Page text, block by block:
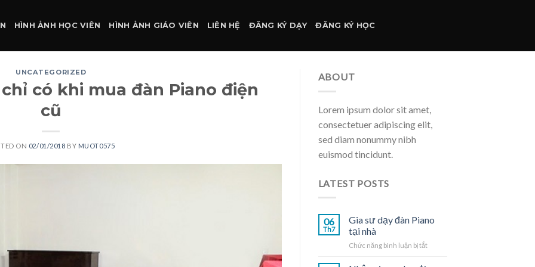
HÌNH ẢNH HỌC VIÊN HÌNH ẢNH GIÁO VIÊN LIÊN HỆ ĐĂNG KÝ DẠY ĐĂNG KÝ HỌC
UNCATEGORIZED
có khi mua đàn Piano điện
cũ
ON 02/01/2018 BY MUOT0575
ABOUT
Lorem ipsum dolor sit amet,
consectetuer adipiscing elit,
sed diam nonummy nibh
euismod tincidunt.
LATEST POSTS
06
Th7
Gia sư dạy đàn Piano
tại nhà
Chức năng bình luận bị tắtở